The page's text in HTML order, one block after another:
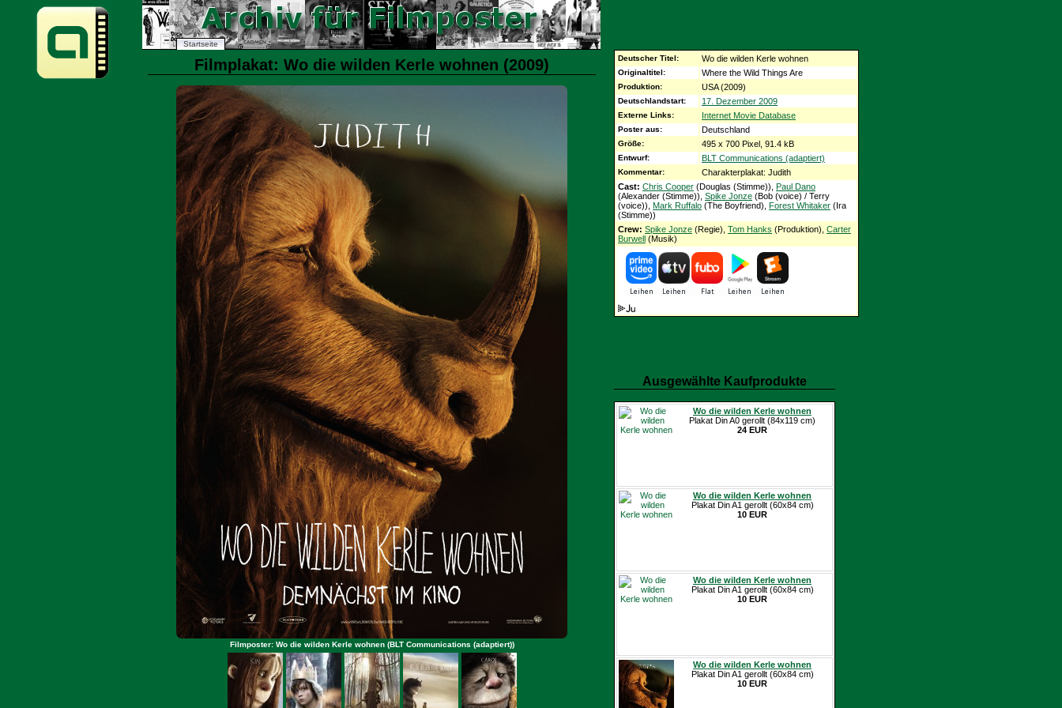
Startseite
Filmplakat: Wo die wilden Kerle wohnen (2009)
Filmposter: Wo die wilden Kerle wohnen (BLT Communications (adaptiert))
Deutscher Titel: Wo die wilden Kerle wohnen
Originaltitel: Where the Wild Things Are
Produktion: USA (2009)
Deutschlandstart: 17. Dezember 2009
Externe Links: Internet Movie Database
Poster aus: Deutschland
Größe: 495 x 700 Pixel, 91.4 kB
Entwurf: BLT Communications (adaptiert)
Kommentar:
Charakterplakat: Judith
Cast: Chris Cooper (Douglas (Stimme)), Paul Dano
(Alexander (Stimme)), Spike Jonze (Bob (voice) / Terry
(voice)), Mark Ruffalo (The Boyfriend), Forest Whitaker (Ira
(Stimme))
Crew: Spike Jonze (Regie), Tom Hanks (Produktion), Carter
Burwell (Musik)
Ausgewählte Kaufprodukte
Wo die wilden Kerle wohnen
Plakat Din A0 gerollt (84x119 cm)
24 EUR
Wo die wilden Kerle wohnen
Plakat Din A1 gerollt (60x84 cm)
10 EUR
Wo die wilden Kerle wohnen
Plakat Din A1 gerollt (60x84 cm)
10 EUR
Wo die wilden Kerle wohnen
Plakat Din A1 gerollt (60x84 cm)
10 EUR